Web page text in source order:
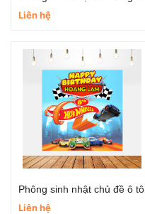
Liên hệ
Phông sinh nhật chủ đề ô tô
Liên hệ